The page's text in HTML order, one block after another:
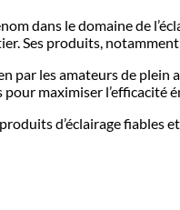
dans le domaine de
Ses produits,
par les amateurs de
maximiser l’efficacité
d’éclairage fiables